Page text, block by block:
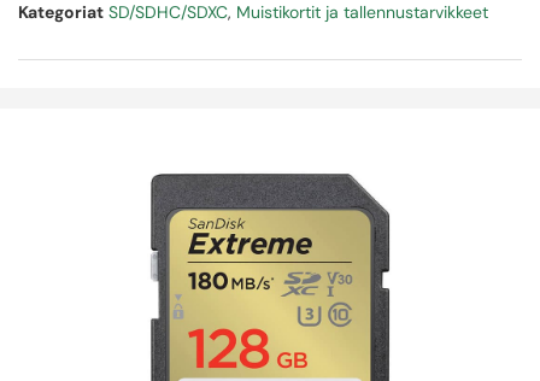
Kategoriat SD/SDHC/SDXC, Muistikortit ja tallennustarvikkeet